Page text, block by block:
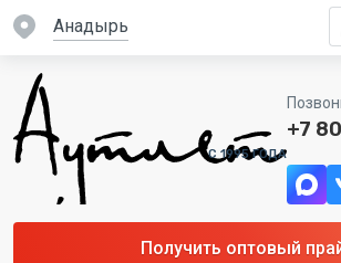
Анадырь
C 1995 ГОДА
+7
Получить оптовый